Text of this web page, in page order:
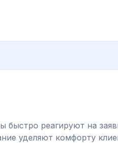
реагируют на
уделяют комфорту